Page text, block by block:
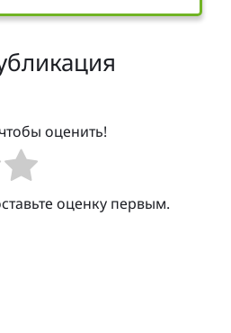
оценить!
оценку первым.